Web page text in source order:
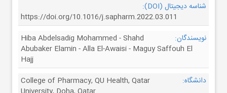
شناسه دیجیتال (DOI):
https://doi.org/10.1016/j.sapharm.2022.03.011
نویسندگان:
Hiba Abdelsadig Mohammed - Shahd
Abubaker Elamin - Alla El-Awaisi - Maguy Saffouh El
Hajj
دانشگاه:
College of Pharmacy, QU Health, Qatar